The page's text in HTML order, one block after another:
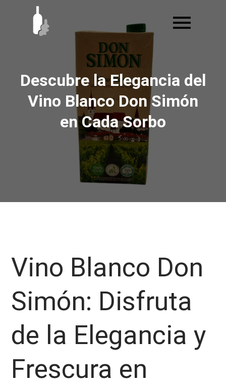
contenido
Descubre la Elegancia del
Vino Blanco Don Simón
en Cada Sorbo
Vino Blanco Don
Simón: Disfruta
de la Elegancia y
Frescura en